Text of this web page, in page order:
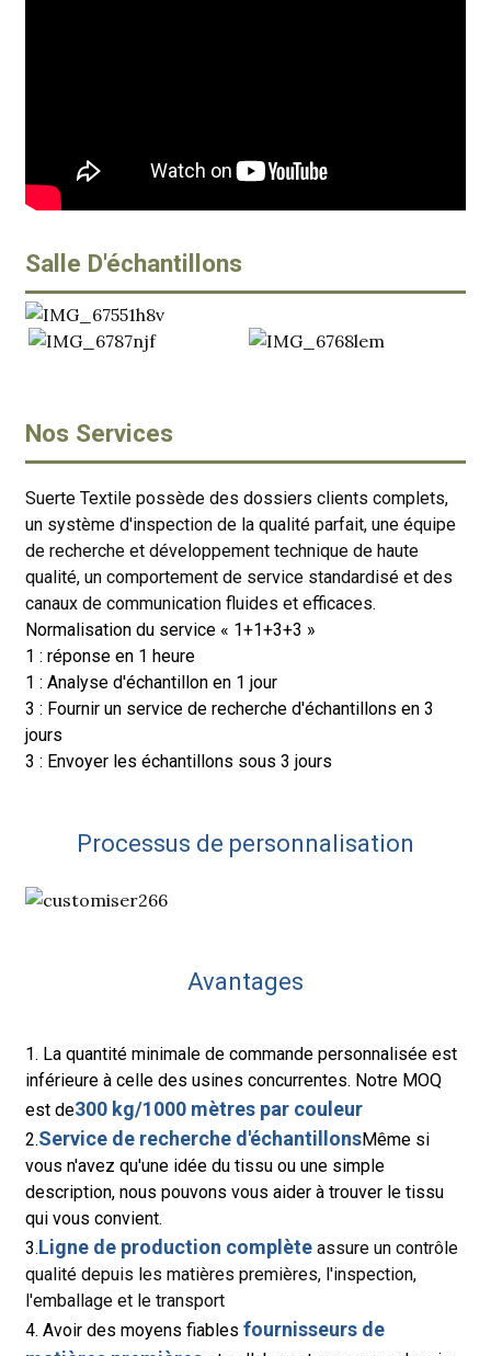
Salle D'échantillons
Nos Services
Suerte Textile possède des dossiers clients complets,
un système d'inspection de la qualité parfait, une équipe
de recherche et développement technique de haute
qualité, un comportement de service standardisé et des
canaux de communication fluides et efficaces.
Normalisation du service « 1+1+3+3 »
1 : réponse en 1 heure
1 : Analyse d'échantillon en 1 jour
3 : Fournir un service de recherche d'échantillons en 3
jours
3 : Envoyer les échantillons sous 3 jours
Processus de personnalisation
Avantages
1. La quantité minimale de commande personnalisée est
inférieure à celle des usines concurrentes. Notre MOQ
est de300 kg/1000 mètres par couleur
2.Service de recherche d'échantillonsMême si
vous n'avez qu'une idée du tissu ou une simple
description, nous pouvons vous aider à trouver le tissu
qui vous convient.
3.Ligne de production complète assure un contrôle
qualité depuis les matières premières, l'inspection,
l'emballage et le transport
4. Avoir des moyens fiables fournisseurs de